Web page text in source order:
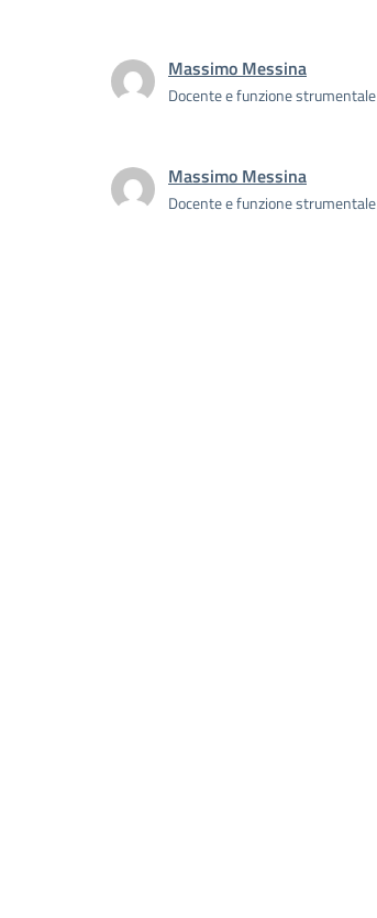
Massimo Messina
Docente e funzione strumentale
Massimo Messina
Docente e funzione strumentale